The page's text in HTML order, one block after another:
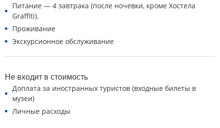
Питание — 4 завтрака (после ночевки, кроме Хостела
Graffiti).
Проживание
Экскурсионное обслуживание
Не входит в стоимость
Доплата за иностранных туристов (входные билеты в
музеи)
Личные расходы